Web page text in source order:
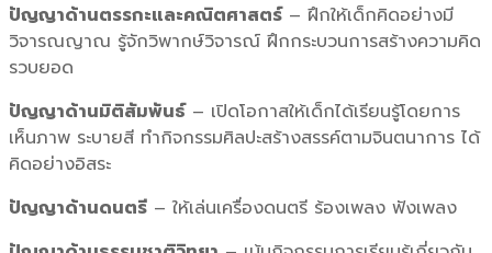
ปัญญาด้านตรรกะและคณิตศาสตร์– ฝึกให้เด็กคิดอย่างมี
วิจารณญาณ รู้จักวิพากษ์วิจารณ์ ฝึกกระบวนการสร้างความคิด
รวบยอด
ปัญญาด้านมิติสัมพันธ์– เปิดโอกาสให้เด็กได้เรียนรู้โดยการ
เห็นภาพ ระบายสี ทำกิจกรรมศิลปะสร้างสรรค์ตามจินตนาการ ได้
คิดอย่างอิสระ
ปัญญาด้านดนตรี – ให้เล่นเครื่องดนตรี ร้องเพลง ฟังเพลง